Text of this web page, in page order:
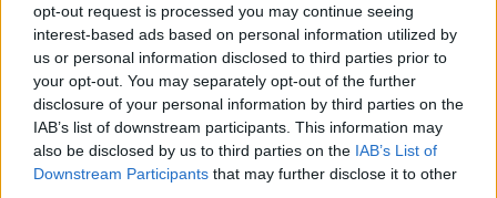
opt-out request is processed you may continue seeing
interest-based ads based on personal information utilized by
us or personal information disclosed to third parties prior to
your opt-out. You may separately opt-out of the further
disclosure of your personal information by third parties on the
IAB’s list of downstream participants. This information may
also be disclosed by us to third parties on the IAB’s List of
Downstream Participants that may further disclose it to other
User
Warum Spielerlevel 15. Reicht euch kein 10 er
19 Juli 2015
coco1231970